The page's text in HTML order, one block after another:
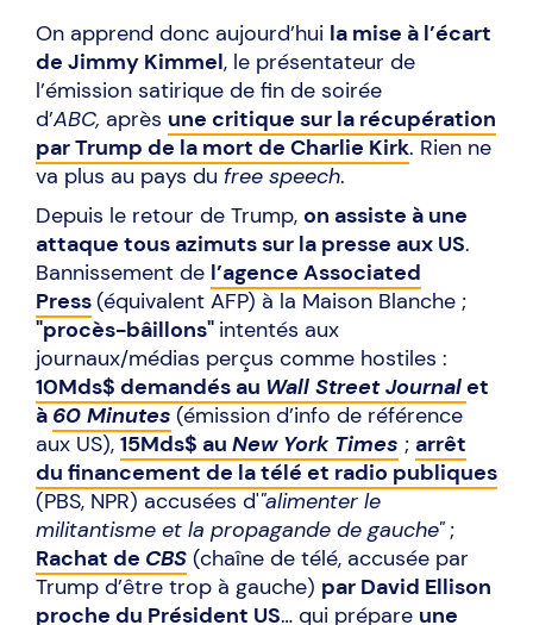
On apprend donc aujourd’hui la mise à l’écart
de Jimmy Kimmel, le présentateur de
l’émission satirique de fin de soirée
d’ABC, après une critique sur la récupération
par Trump de la mort de Charlie Kirk. Rien ne
va plus au pays du free speech.
Depuis le retour de Trump, on assiste à une
attaque tous azimuts sur la presse aux US.
Bannissement de l’agence Associated
Press(équivalent AFP) à la Maison Blanche ;
"procès-bâillons" intentés aux
journaux/médias perçus comme hostiles :
10Mds$ demandés au Wall Street Journalet
à 60 Minutes (émission d’info de référence
aux US), 15Mds$ au New York Times ; arrêt
du financement de la télé et radio publiques
(PBS, NPR) accusées d'"alimenter le
militantisme et la propagande de gauche";
Rachat de CBS (chaîne de télé, accusée par
Trump d’être trop à gauche) par David Ellison
proche du Président US… qui prépare une